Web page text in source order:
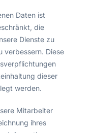
Daten ist
die
Dienste zu
verbessern. Diese
dieser
werden.
Mitarbeiter
ihres